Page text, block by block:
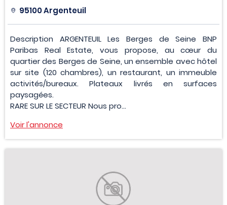
95100 Argenteuil
Description ARGENTEUIL Les Berges de Seine BNP
Paribas Real Estate, vous propose, au cœur du
quartier des Berges de Seine, un ensemble avec hôtel
sur site (120 chambres), un restaurant, un immeuble
activités/bureaux. Plateaux livrés en surfaces
paysagées.
RARE SUR LE SECTEUR Nous pro...
Voir l'annonce